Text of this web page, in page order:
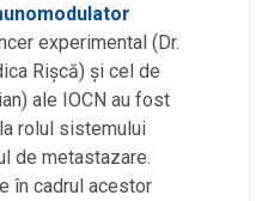
experimental (Dr.
Rișcă) și cel de
ale IOCN au fost
rolul sistemului
de metastazare.
în cadrul acestor